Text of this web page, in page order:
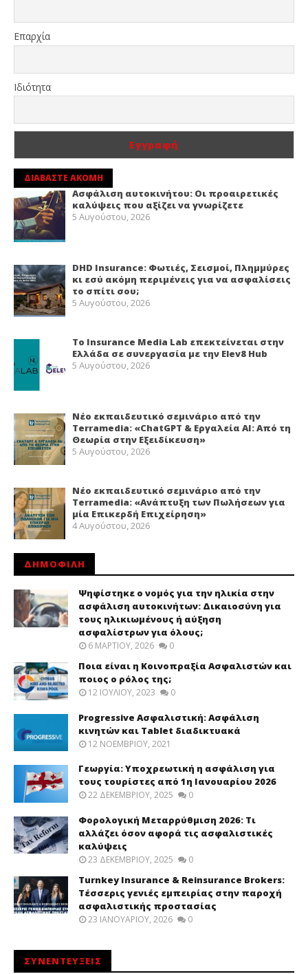
Επαρχία
Ιδιότητα
ΔΙΑΒΑΣΤΕ ΑΚΟΜΗ
Ασφάλιση αυτοκινήτου: Οι προαιρετικές
καλύψεις που αξίζει να γνωρίζετε
5 Αυγούστου, 2026
DHD Insurance: Φωτιές, Σεισμοί, Πλημμύρες
κι εσύ ακόμη περιμένεις για να ασφαλίσεις
το σπίτι σου;
5 Αυγούστου, 2026
Το Insurance Media Lab επεκτείνεται στην
Ελλάδα σε συνεργασία με την Elev8 Hub
5 Αυγούστου, 2026
Νέο εκπαιδευτικό σεμινάριο από την
Terramedia: «ChatGPT & Εργαλεία ΑΙ: Από τη
Θεωρία στην Εξειδίκευση»
5 Αυγούστου, 2026
Νέο εκπαιδευτικό σεμινάριο από την
Terramedia: «Ανάπτυξη των Πωλήσεων για
μία Επικερδή Επιχείρηση»
4 Αυγούστου, 2026
ΔΗΜΟΦΙΛΗ
Ψηφίστηκε ο νομός για την ηλικία στην
ασφάλιση αυτοκινήτων: Δικαιοσύνη για
τους ηλικιωμένους ή αύξηση
ασφαλίστρων για όλους;
6 ΜΑΡΤΊΟΥ, 2026 0
Ποια είναι η Κοινοπραξία Ασφαλιστών και
ποιος ο ρόλος της;
12 ΙΟΥΛΊΟΥ, 2023 0
Progressive Ασφαλιστική: Ασφάλιση
κινητών και Tablet διαδικτυακά
12 ΝΟΕΜΒΡΊΟΥ, 2021
Γεωργία: Υποχρεωτική η ασφάλιση για
τους τουρίστες από 1η Ιανουαρίου 2026
22 ΔΕΚΕΜΒΡΊΟΥ, 2025 0
Φορολογική Μεταρρύθμιση 2026: Τι
αλλάζει όσον αφορά τις ασφαλιστικές
καλύψεις
23 ΔΕΚΕΜΒΡΊΟΥ, 2025 0
Turnkey Insurance & Reinsurance Brokers:
Τέσσερις γενιές εμπειρίας στην παροχή
ασφαλιστικής προστασίας
23 ΙΑΝΟΥΑΡΊΟΥ, 2026 0
ΣΥΝΕΝΤΕΥΞΕΙΣ